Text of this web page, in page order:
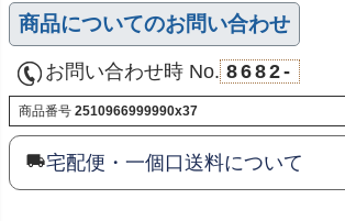
商品についてのお問い合わせ
お問い合わせ時 No. 8682-
商品番号 2510966999990x37
宅配便・一個口送料について